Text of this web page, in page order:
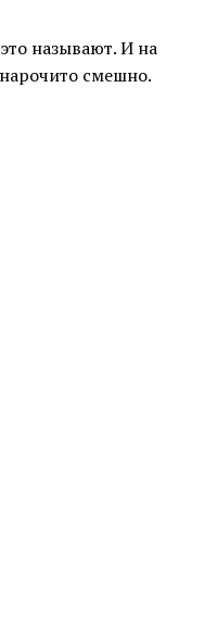
называют. И на
смешно.